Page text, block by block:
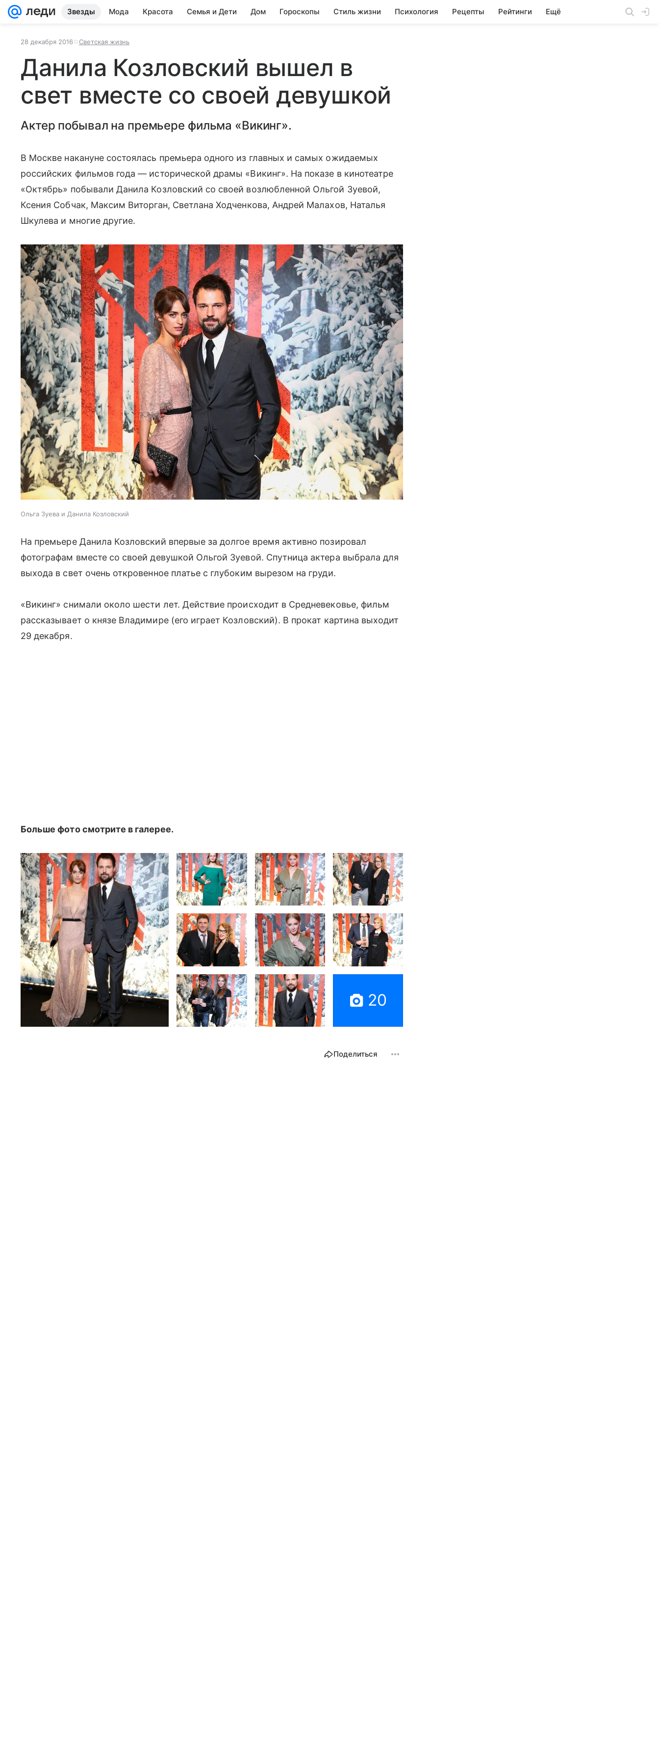
Звезды Мода Красота Семья и Дети Дом Гороскопы Стиль жизни Психология Рецепты Рейтинги Ещё
28 декабря 2016 Светская жизнь
Данила Козловский вышел в
свет вместе со своей девушкой
Актер побывал на премьере фильма «Викинг».
В Москве накануне состоялась премьера одного из главных и самых ожидаемых
российских фильмов года— исторической драмы «Викинг». На показе в кинотеатре
«Октябрь» побывали Данила Козловский со своей возлюбленной Ольгой Зуевой,
Ксения Собчак, Максим Виторган, Светлана Ходченкова, Андрей Малахов, Наталья
Шкулева и многие другие.
Ольга Зуева и Данила Козловский
На премьере Данила Козловский впервые за долгое время активно позировал
фотографам вместе со своей девушкой Ольгой Зуевой. Спутница актера выбрала для
выхода в свет очень откровенное платье с глубоким вырезом на груди.
«Викинг» снимали около шести лет. Действие происходит в Средневековье, фильм
рассказывает о князе Владимире (его играет Козловский). В прокат картина выходит
29 декабря.
Больше фото смотрите в галерее.
20
Поделиться